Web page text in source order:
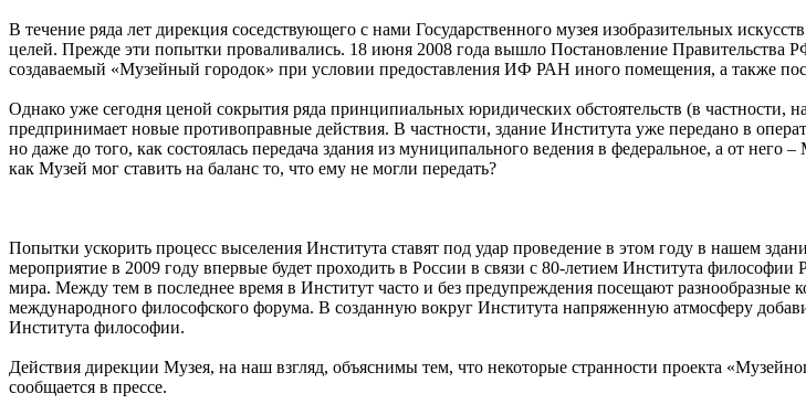
В течение ряда лет дирекция соседствующего с нами Государственного музея изобразительных
целей. Прежде эти попытки проваливались. 18 июня 2008 года вышло Постановление Правительства
создаваемый «Музейный городок» при условии предоставления ИФ РАН иного помещения, а также
Однако уже сегодня ценой сокрытия ряда принципиальных юридических обстоятельств (в
предпринимает новые противоправные действия. В частности, здание Института уже передано в
но даже до того, как состоялась передача здания из муниципального ведения в федеральное, а от
как Музей мог ставить на баланс то, что ему не могли передать?
Попытки ускорить процесс выселения Института ставят под удар проведение в этом году в нашем
мероприятие в 2009 году впервые будет проходить в России в связи с 80-летием Института
мира. Между тем в последнее время в Институт часто и без предупреждения посещают разнообразные
международного философского форума. В созданную вокруг Института напряженную атмосферу
Института философии.
Действия дирекции Музея, на наш взгляд, объяснимы тем, что некоторые странности проекта
сообщается в прессе.